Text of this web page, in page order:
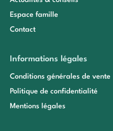
Espace famille
Contact
Informations légales
Conditions générales de vente
Politique de confidentialité
Mentions légales